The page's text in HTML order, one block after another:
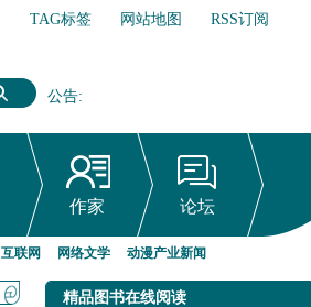
TAG标签 网站地图
RSS订阅
公告:
网络文学行业自律倡议书
作家 论坛
互联网 网络文学 动漫产业新闻
精品图书在线阅读